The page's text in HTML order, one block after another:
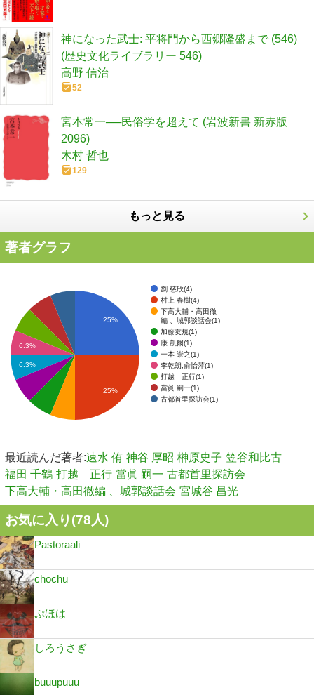
神になった武士: 平将門から西郷隆盛まで (546)
(歴史文化ライブラリー 546)
高野 信治
52
宮本常一──民俗学を超えて (岩波新書 新赤版
2096)
木村 哲也
129
もっと見る
著者グラフ
劉 慈欣(4)
村上 春樹(4)
下高大輔・高田徹
編 、城郭談話会(1)
加藤友規(1)
康 凱爾(1)
一本 崇之(1)
李乾朗,俞怡萍(1)
打越 正行(1)
當眞 嗣一(1)
古都首里探訪会(1)
25%
6.3%
6.3%
25%
最近読んだ著者:速水 侑 神谷 厚昭 榊原史子 笠谷和比古
福田 千鶴 打越 正行 當眞 嗣一 古都首里探訪会
下高大輔・高田徹編 、城郭談話会 宮城谷 昌光
お気に入り(78人)
Pastoraali
chochu
ぷほは
しろうさぎ
buuupuuu